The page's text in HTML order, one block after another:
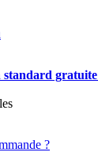
gratuite
?